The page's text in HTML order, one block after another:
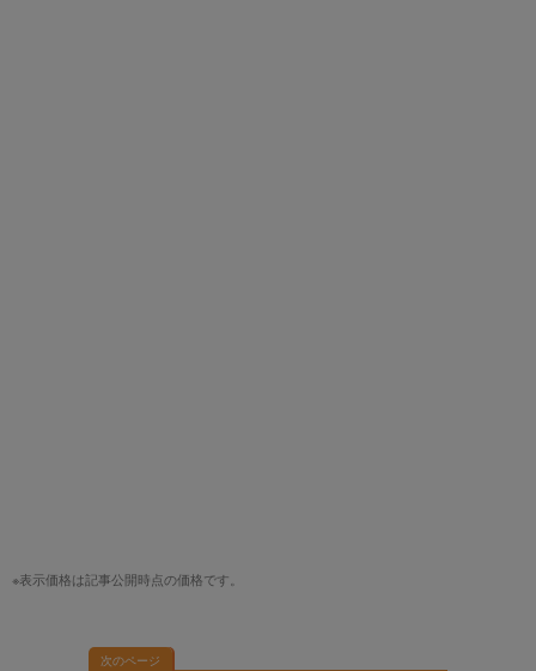
※表示価格は記事公開時点の価格です。
次のページ